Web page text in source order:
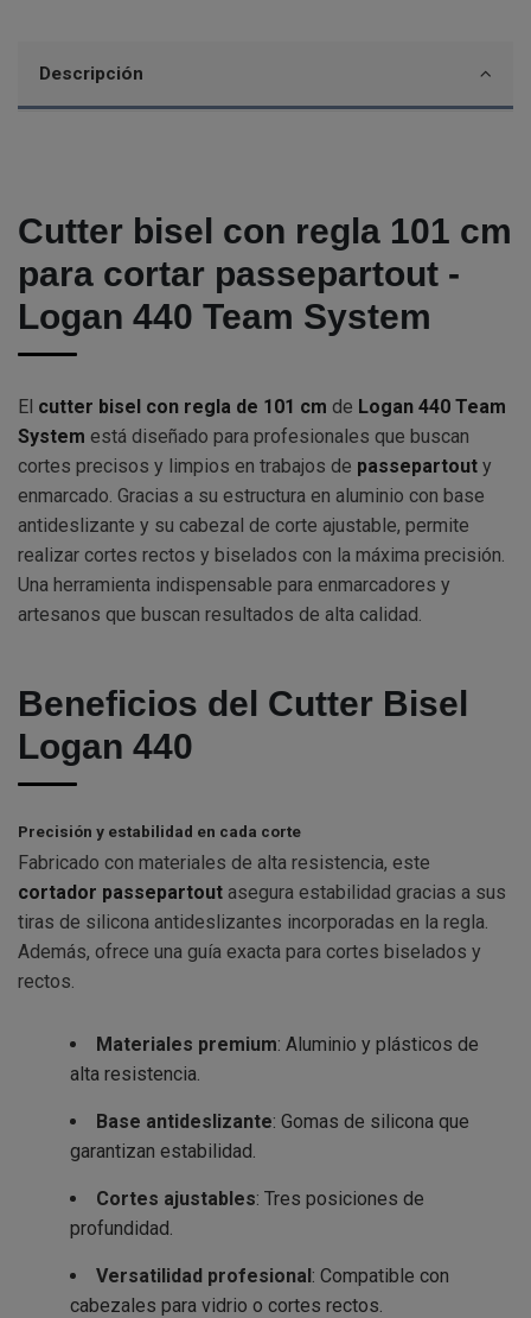
Descripción
Cutter bisel con regla 101 cm
para cortar passepartout -
Logan 440 Team System
El cutter bisel con regla de 101 cm de Logan 440 Team
System está diseñado para profesionales que buscan
cortes precisos y limpios en trabajos de passepartout y
enmarcado. Gracias a su estructura en aluminio con base
antideslizante y su cabezal de corte ajustable, permite
realizar cortes rectos y biselados con la máxima precisión.
Una herramienta indispensable para enmarcadores y
artesanos que buscan resultados de alta calidad.
Beneficios del Cutter Bisel
Logan 440
Precisión y estabilidad en cada corte
Fabricado con materiales de alta resistencia, este
cortador passepartout asegura estabilidad gracias a sus
tiras de silicona antideslizantes incorporadas en la regla.
Además, ofrece una guía exacta para cortes biselados y
rectos.
Materiales premium: Aluminio y plásticos de
alta resistencia.
Base antideslizante: Gomas de silicona que
garantizan estabilidad.
Cortes ajustables: Tres posiciones de
profundidad.
Versatilidad profesional: Compatible con
cabezales para vidrio o cortes rectos.